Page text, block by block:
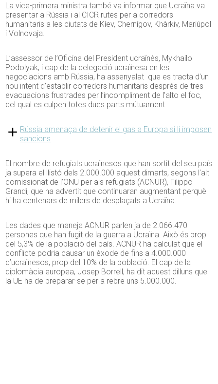
La vice-primera ministra també va informar que Ucraïna va
presentar a Rússia i al CICR rutes per a corredors
humanitaris a les ciutats de Kíev, Chernígov, Khàrkiv, Mariúpol
i Volnovaja.
L’assessor de l’Oficina del President ucraïnès, Mykhailo
Podolyak, i cap de la delegació ucraïnesa en les
negociacions amb Rússia, ha assenyalat que es tracta d’un
nou intent d’establir corredors humanitaris després de tres
evacuacions frustrades per l’incompliment de l’alto el foc,
del qual es culpen totes dues parts mútuament.
Rússia amenaça de detenir el gas a Europa si li imposen
sancions
El nombre de refugiats ucraïnesos que han sortit del seu país
ja supera el llistó dels 2.000.000 aquest dimarts, segons l’alt
comissionat de l’ONU per als refugiats (ACNUR), Filippo
Grandi, que ha advertit que continuaran augmentant perquè
hi ha centenars de milers de desplaçats a Ucraïna.
Les dades que maneja ACNUR parlen ja de 2.066.470
persones que han fugit de la guerra a Ucraïna. Això és prop
del 5,3% de la població del país. ACNUR ha calculat que el
conflicte podria causar un èxode de fins a 4.000.000
d’ucraïnesos, prop del 10% de la població. El cap de la
diplomàcia europea, Josep Borrell, ha dit aquest dilluns que
la UE ha de preparar-se per a rebre uns 5.000.000.